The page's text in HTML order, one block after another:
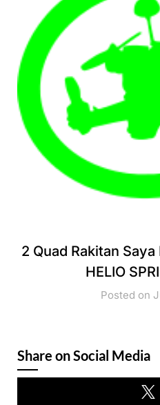
2 Quad Rakitan
HELIO
Posted on
Share on Social Media